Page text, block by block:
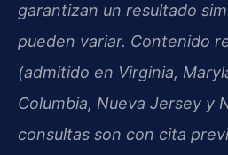
garantizan un resultado
pueden variar. Contenido
(admitido en Virginia,
Columbia, Nueva Jersey y
consultas son con cita